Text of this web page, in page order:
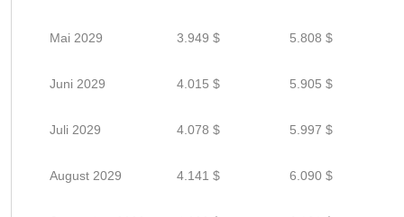
Mai 2029 3.949 $ 5.808 $
Juni 2029 4.015 $ 5.905 $
Juli 2029 4.078 $ 5.997 $
August 2029 4.141 $ 6.090 $